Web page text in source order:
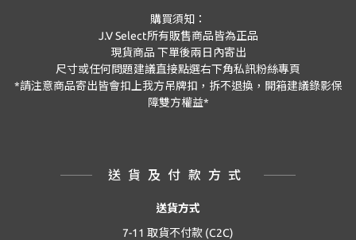
購買須知：
J.V Select所有販售商品皆為正品
現貨商品 下單後兩日內寄出
尺寸或任何問題建議直接點選右下角私訊粉絲專頁
*請注意商品寄出皆會扣上我方吊牌扣，拆不退換，開箱建議錄影保
障雙方權益*
送貨及付款方式
送貨方式
7-11 取貨不付款 (C2C)